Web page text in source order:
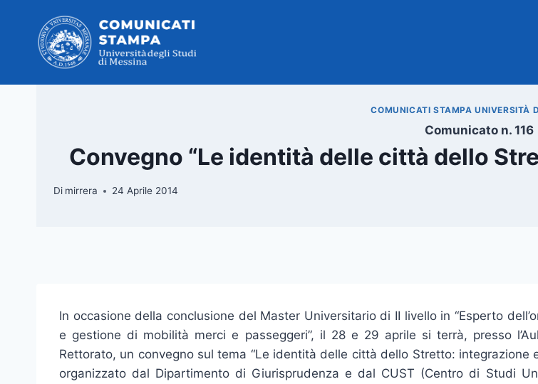
contenuto
COMUNICATI STAMPA UNIVERSITÀ
Comunicato n. 116
Convegno “Le identità delle città dello
Di mirrera 24 Aprile 2014
In occasione della conclusione del Master Universitario di II livello in “Esperto
e gestione di mobilità merci e passeggeri”, il 28 e 29 aprile si terrà, presso
Rettorato, un convegno sul tema “Le identità delle città dello Stretto: integrazione
organizzato dal Dipartimento di Giurisprudenza e dal CUST (Centro di Studi